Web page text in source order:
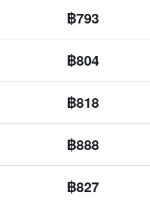
฿793
฿804
฿818
฿888
฿827